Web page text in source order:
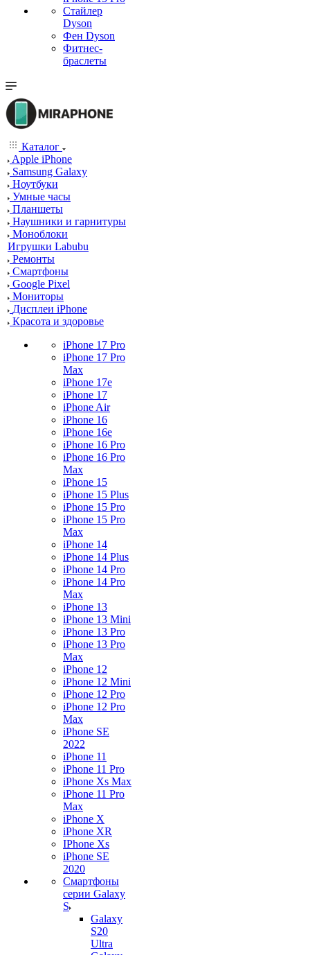
Стайлер
Dyson
Фен Dyson
Фитнес-
браслеты
Каталог
Apple iPhone
Samsung Galaxy
Ноутбуки
Умные часы
Планшеты
Наушники и гарнитуры
Моноблоки
Игрушки Labubu
Ремонты
Смартфоны
Google Pixel
Мониторы
Дисплеи iPhone
Красота и здоровье
iPhone 17 Pro
iPhone 17 Pro
Max
iPhone 17e
iPhone 17
iPhone Air
iPhone 16
iPhone 16e
iPhone 16 Pro
iPhone 16 Pro
Max
iPhone 15
iPhone 15 Plus
iPhone 15 Pro
iPhone 15 Pro
Max
iPhone 14
iPhone 14 Plus
iPhone 14 Pro
iPhone 14 Pro
Max
iPhone 13
iPhone 13 Mini
iPhone 13 Pro
iPhone 13 Pro
Max
iPhone 12
iPhone 12 Mini
iPhone 12 Pro
iPhone 12 Pro
Max
iPhone SE
2022
iPhone 11
iPhone 11 Pro
iPhone Xs Max
iPhone 11 Pro
Max
iPhone X
iPhone XR
IPhone Xs
iPhone SE
2020
Смартфоны
серии Galaxy
S
Galaxy
S20
Ultra